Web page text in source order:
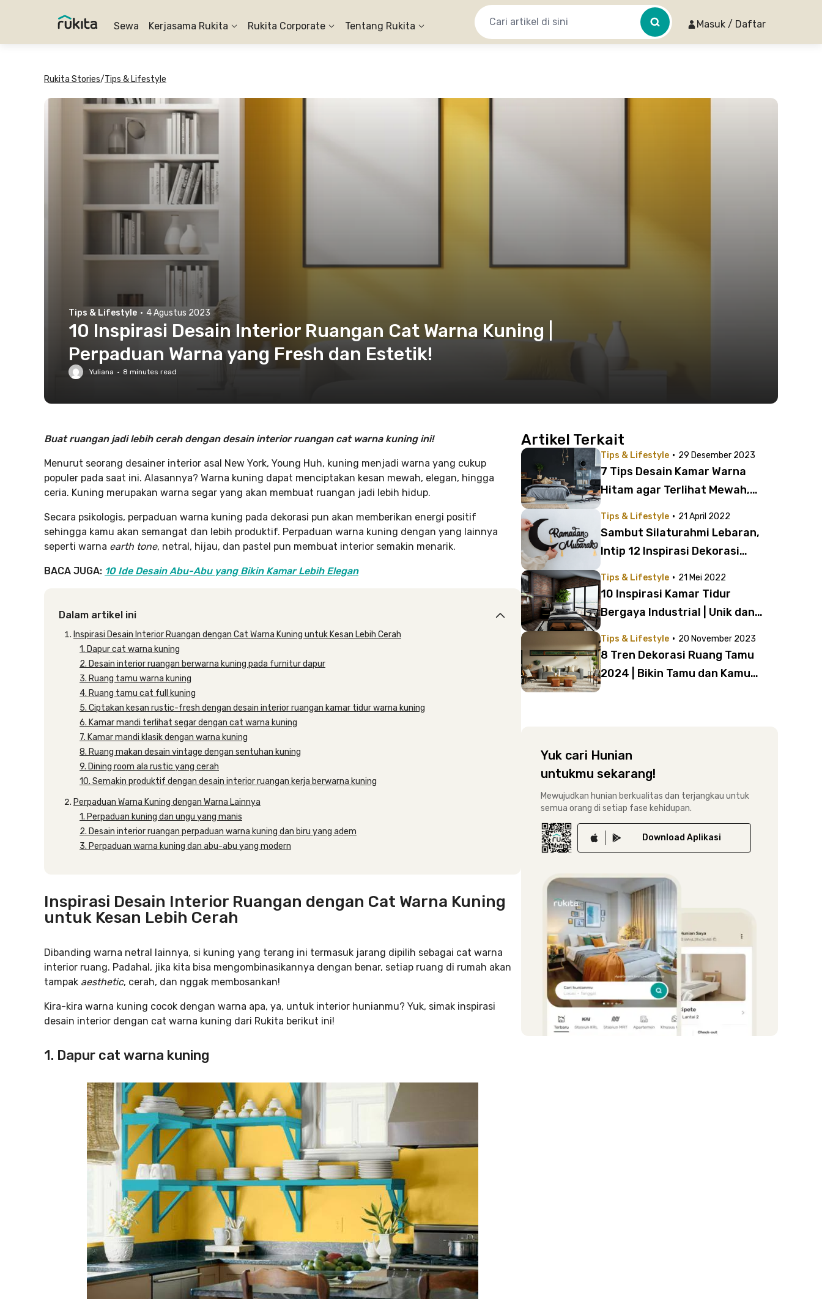
Sewa Kerjasama Rukita Rukita Corporate Tentang Rukita Masuk / Daftar
Rukita Stories/Tips & Lifestyle
Tips & Lifestyle · 4 Agustus 2023
10 Inspirasi Desain Interior Ruangan Cat Warna Kuning |
Perpaduan Warna yang Fresh dan Estetik!
Yuliana · 8 minutes read
Buat ruangan jadi lebih cerah dengan desain interior ruangan cat warna kuning ini!
Menurut seorang desainer interior asal New York, Young Huh, kuning menjadi warna yang cukup
populer pada saat ini. Alasannya? Warna kuning dapat menciptakan kesan mewah, elegan, hingga
ceria. Kuning merupakan warna segar yang akan membuat ruangan jadi lebih hidup.
Secara psikologis, perpaduan warna kuning pada dekorasi pun akan memberikan energi positif
sehingga kamu akan semangat dan lebih produktif. Perpaduan warna kuning dengan yang lainnya
seperti warna earth tone, netral, hijau, dan pastel pun membuat interior semakin menarik.
BACA JUGA: 10 Ide Desain Abu-Abu yang Bikin Kamar Lebih Elegan
Dalam artikel ini
Inspirasi Desain Interior Ruangan dengan Cat Warna Kuning untuk Kesan Lebih Cerah
1. Dapur cat warna kuning
2. Desain interior ruangan berwarna kuning pada furnitur dapur
3. Ruang tamu warna kuning
4. Ruang tamu cat full kuning
5. Ciptakan kesan rustic-fresh dengan desain interior ruangan kamar tidur warna kuning
6. Kamar mandi terlihat segar dengan cat warna kuning
7. Kamar mandi klasik dengan warna kuning
8. Ruang makan desain vintage dengan sentuhan kuning
9. Dining room ala rustic yang cerah
10. Semakin produktif dengan desain interior ruangan kerja berwarna kuning
Perpaduan Warna Kuning dengan Warna Lainnya
1. Perpaduan kuning dan ungu yang manis
2. Desain interior ruangan perpaduan warna kuning dan biru yang adem
3. Perpaduan warna kuning dan abu-abu yang modern
Inspirasi Desain Interior Ruangan dengan Cat Warna Kuning
untuk Kesan Lebih Cerah
Dibanding warna netral lainnya, si kuning yang terang ini termasuk jarang dipilih sebagai cat warna
interior ruang. Padahal, jika kita bisa mengombinasikannya dengan benar, setiap ruang di rumah akan
tampak aesthetic, cerah, dan nggak membosankan!
Kira-kira warna kuning cocok dengan warna apa, ya, untuk interior hunianmu? Yuk, simak inspirasi
desain interior dengan cat warna kuning dari Rukita berikut ini!
1. Dapur cat warna kuning
Artikel Terkait
Tips & Lifestyle · 29 Desember 2023
7 Tips Desain Kamar Warna
Hitam agar Terlihat Mewah,
Tips & Lifestyle · 21 April 2022
Sambut Silaturahmi Lebaran,
Intip 12 Inspirasi Dekorasi
Tips & Lifestyle · 21 Mei 2022
10 Inspirasi Kamar Tidur
Bergaya Industrial | Unik dan
Tips & Lifestyle · 20 November 2023
8 Tren Dekorasi Ruang Tamu
2024 | Bikin Tamu dan Kamu
Yuk cari Hunian
untukmu sekarang!
Mewujudkan hunian berkualitas dan terjangkau untuk
semua orang di setiap fase kehidupan.
Download Aplikasi